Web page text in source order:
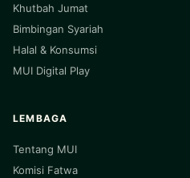
Khutbah Jumat
Bimbingan Syariah
Halal & Konsumsi
MUI Digital Play
LEMBAGA
Tentang MUI
Komisi Fatwa